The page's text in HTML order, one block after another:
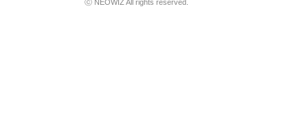
ⓒ NEOWIZ All rights reserved.